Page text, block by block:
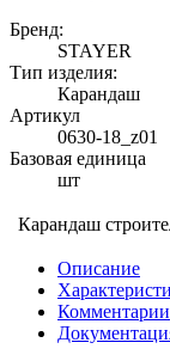
Бренд:
STAYER
Тип изделия:
Карандаш
Артикул
0630-18_z01
Базовая единица
шт
Карандаш
Описание
Комментарии